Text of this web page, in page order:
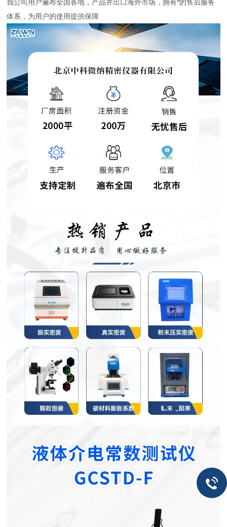
我公司用户遍布全国各地，产品并出口海外市场，拥有*的售后服务
体系，为用户的使用提供保障